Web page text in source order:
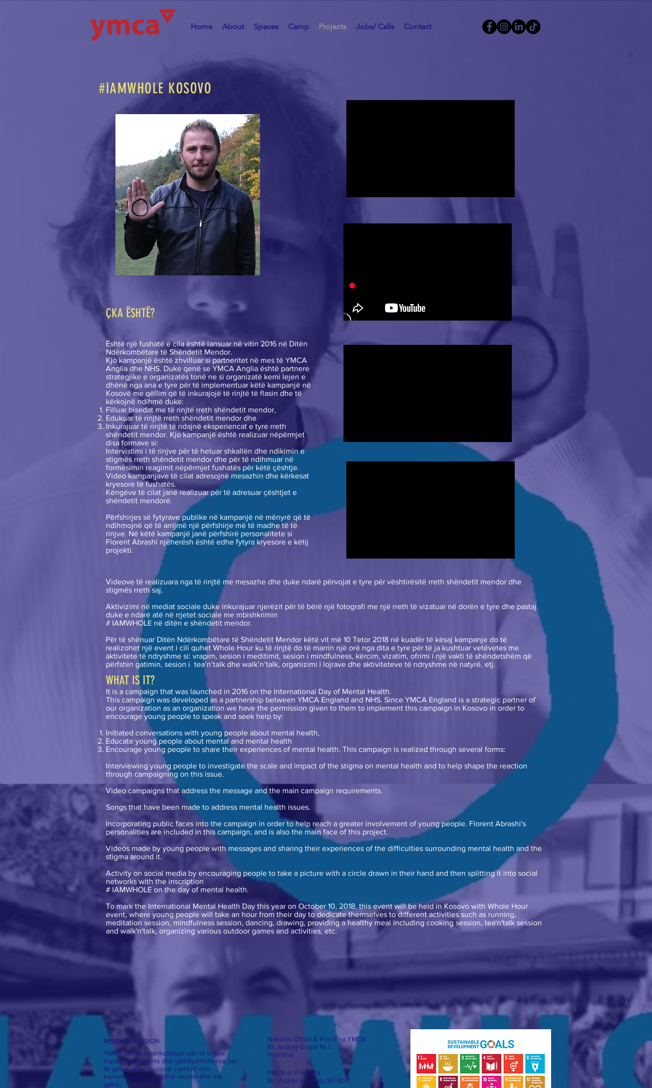
Home About Spaces Camp Projects Jobs/ Calls Contact
#IAMWHOLE KOSOVO
ÇKA ËSHTË?
Është një fushatë e cila është lansuar në vitin 2016 në Ditën
Ndërkombëtare të Shëndetit Mendor.
Kjo kampanjë është zhvilluar si partneritet në mes të YMCA
Anglia dhe NHS. Duke qenë se YMCA Anglia është partnere
strategjike e organizatës tonë ne si organizatë kemi lejen e
dhënë nga ana e tyre për të implementuar këtë kampanjë në
Kosovë me qëllim që të inkurajojë të rinjtë të flasin dhe të
kërkojnë ndihmë duke:
Filluar bisedat me të rinjtë rreth shëndetit mendor,
Edukuar të rinjtë rreth shëndetit mendor dhe
Inkurajuar të rinjtë të ndajnë eksperiencat e tyre rreth
shëndetit mendor. Kjo kampanjë është realizuar nëpërmjet
disa formave si:
Intervistimi i të rinjve për të hetuar shkallën dhe ndikimin e
stigmës rreth shëndetit mendor dhe për të ndihmuar në
formësimin reagimit nëpërmjet fushatës për këtë çështje.
Video kampanjave të cilat adresojnë mesazhin dhe kërkesat
kryesore të fushatës.
Këngëve të cilat janë realizuar për të adresuar çështjet e
shëndetit mendorë.
Përfshirjes së fytyrave publike në kampanjë në mënyrë që të
ndihmojnë që të arrijmë një përfshirje më të madhe të të
rinjve. Në këtë kampanjë janë përfshirë personalitete si
Florent Abrashi njëherësh është edhe fytyra kryesore e këtij
projekti.
Videove të realizuara nga të rinjtë me mesazhe dhe duke ndarë përvojat e tyre për vështirësitë rreth shëndetit mendor dhe
stigmës rreth saj.
Aktivizimi në mediat sociale duke inkurajuar njerëzit për të bërë një fotografi me një rreth të vizatuar në dorën e tyre dhe pastaj
duke e ndarë atë në rrjetet sociale me mbishkrimin
# IAMWHOLE në ditën e shëndetit mendor.
Për të shënuar Ditën Ndërkombëtare të Shëndetit Mendor këtë vit më 10 Tetor 2018 në kuadër të kësaj kampanje do të
realizohet një event i cili quhet Whole Hour ku të rinjtë do të marrin një orë nga dita e tyre për të ja kushtuar vetëvetes me
aktivitete të ndryshme si: vrapim, sesion i meditimit, sesion i mindfulness, kërcim, vizatim, ofrimi i një vakti të shëndetshëm që
përfshin gatimin, sesion i tea’n’talk dhe walk’n’talk, organizimi i lojrave dhe aktiviteteve të ndryshme në natyrë, etj.
WHAT IS IT?
It is a campaign that was launched in 2016 on the International Day of Mental Health.
This campaign was developed as a partnership between YMCA England and NHS. Since YMCA England is a strategic partner of
our organization as an organization we have the permission given to them to implement this campaign in Kosovo in order to
encourage young people to speak and seek help by:
Initiated conversations with young people about mental health,
Educate young people about mental and mental health
Encourage young people to share their experiences of mental health. This campaign is realized through several forms:
Interviewing young people to investigate the scale and impact of the stigma on mental health and to help shape the reaction
through campaigning on this issue.
Video campaigns that address the message and the main campaign requirements.
Songs that have been made to address mental health issues.
Incorporating public faces into the campaign in order to help reach a greater involvement of young people. Florent Abrashi's
personalities are included in this campaign, and is also the main face of this project.
Videos made by young people with messages and sharing their experiences of the difficulties surrounding mental health and the
stigma around it.
Activity on social media by encouraging people to take a picture with a circle drawn in their hand and then splitting it into social
networks with the inscription
# IAMWHOLE on the day of mental health.
To mark the International Mental Health Day this year on October 10, 2018, this event will be held in Kosovo with Whole Hour
event, where young people will take an hour from their day to dedicate themselves to different activities such as running,
meditation session, mindfulness session, dancing, drawing, providing a healthy meal including cooking session, tea'n'talk session
and walk'n'talk, organizing various outdoor games and activities, etc.
MISIONI / MISSION
YMCA është e përkushtuar për të krijuar
hapësira të sigurta dhe gjithëpërfshirëse për
të gjithë, duke fuqizuar njerëzit dhe
komunitetet në të gjithë vendin dhe më
gjerë.
National Office & Prishtina YMCA
Rr. Andrej Gropa Nr.1
Prishtina
YMCA in Prishtina
Str. Ardian Krasniqi , 50 000,